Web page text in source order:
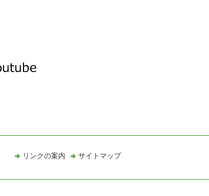
リンクの案内 サイトマップ